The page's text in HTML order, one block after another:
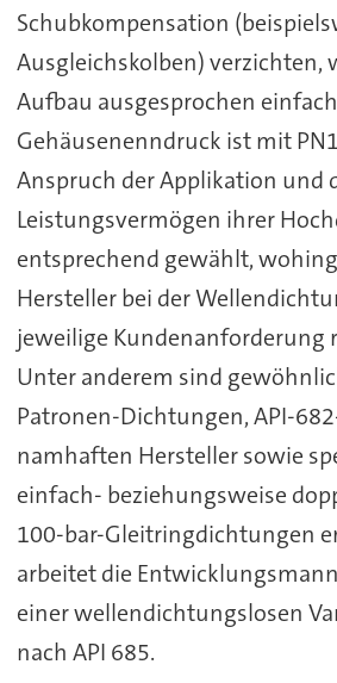
Schubkompensation
Ausgleichskolben) verzichten,
Aufbau ausgesprochen
Gehäusenenndruck ist mit
Anspruch der Applikation und
Leistungsvermögen ihrer
entsprechend gewählt,
Hersteller bei der
jeweilige Kundenanforderung
Unter anderem sind
Patronen-Dichtungen, API-
namhaften Hersteller sowie
einfach- beziehungsweise
100-bar-Gleitringdichtungen
arbeitet die
einer wellendichtungslosen
nach API 685.